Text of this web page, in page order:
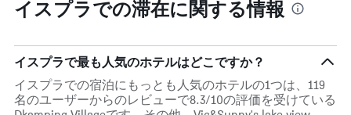
イスプラでの滞在に関する情報
イスプラで最も人気のホテルはどこですか？
イスプラでの宿泊にもっとも人気のホテルの1つは、119
名のユーザーからのレビューで8.3/10の評価を受けている